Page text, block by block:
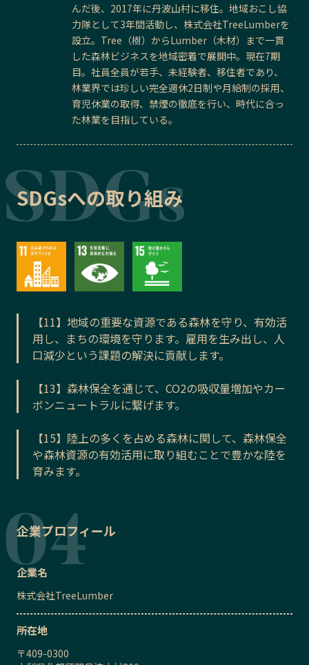
んだ後、2017年に丹波山村に移住。地域おこし協
力隊として3年間活動し、株式会社TreeLumberを
設立。Tree（樹）からLumber（木材）まで一貫
した森林ビジネスを地域密着で展開中。現在7期
目。社員全員が若手、未経験者、移住者であり、
林業界では珍しい完全週休2日制や月給制の採用、
育児休業の取得、禁煙の徹底を行い、時代に合っ
た林業を目指している。
SDGsへの取り組み
【11】地域の重要な資源である森林を守り、有効活
用し、まちの環境を守ります。雇用を生み出し、人
口減少という課題の解決に貢献します。
【13】森林保全を通じて、CO2の吸収量増加やカー
ボンニュートラルに繋げます。
【15】陸上の多くを占める森林に関して、森林保全
や森林資源の有効活用に取り組むことで豊かな陸を
育みます。
企業プロフィール
企業名
株式会社TreeLumber
所在地
〒409-0300